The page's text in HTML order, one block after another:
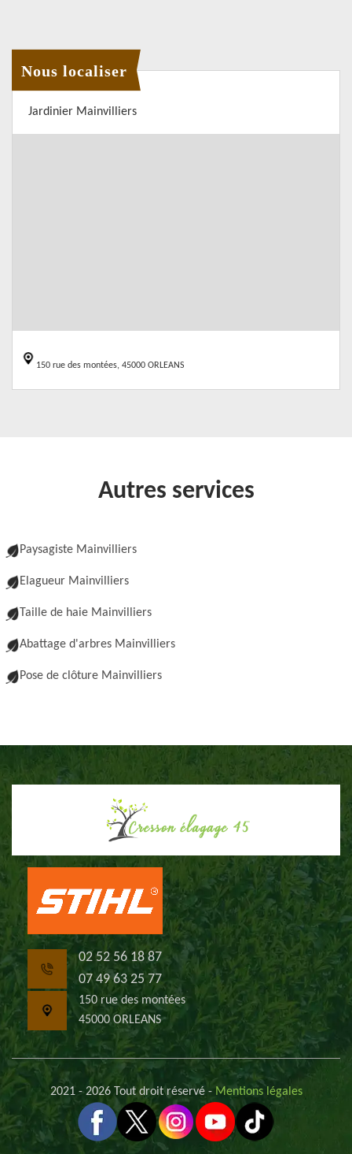
Nous localiser
Jardinier Mainvilliers
150 rue des montées, 45000 ORLEANS
Autres services
Paysagiste Mainvilliers
Elagueur Mainvilliers
Taille de haie Mainvilliers
Abattage d'arbres Mainvilliers
Pose de clôture Mainvilliers
02 52 56 18 87
07 49 63 25 77
150 rue des montées
45000 ORLEANS
2021 - 2026 Tout droit réservé - Mentions légales